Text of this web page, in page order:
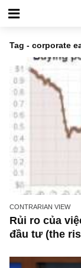
Tag -
CONTRARIAN VIEW
đầu tư (the